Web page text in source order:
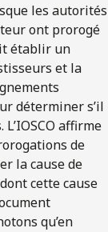
les autorités
ont prorogé
établir un
et la
déterminer s’il
affirme
de
la cause de
cette cause
qu’en